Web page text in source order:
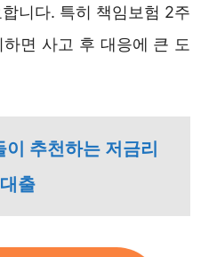
니다. 특히 책임보험 2주
면 사고 후 대응에 큰 도
이 추천하는 저금리
대출